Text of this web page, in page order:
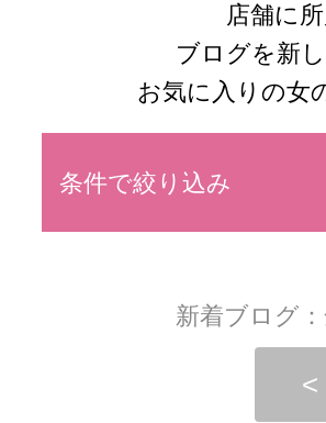
店舗に
ブログを新
お気に入りの女
条件で絞り込み
新着ブログ
<